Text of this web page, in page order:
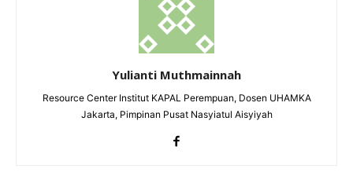
Yulianti Muthmainnah
Resource Center Institut KAPAL Perempuan, Dosen UHAMKA
Jakarta, Pimpinan Pusat Nasyiatul Aisyiyah